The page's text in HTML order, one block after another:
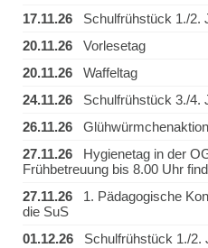
17.11.26 Schulfrühstück 1./2.
20.11.26 Vorlesetag
20.11.26 Waffeltag
24.11.26 Schulfrühstück 3./4.
26.11.26
27.11.26 Hygienetag in der
Frühbetreuung bis 8.00 Uhr
27.11.26 1. Pädagogische
die SuS
01.12.26 Schulfrühstück 1./2.